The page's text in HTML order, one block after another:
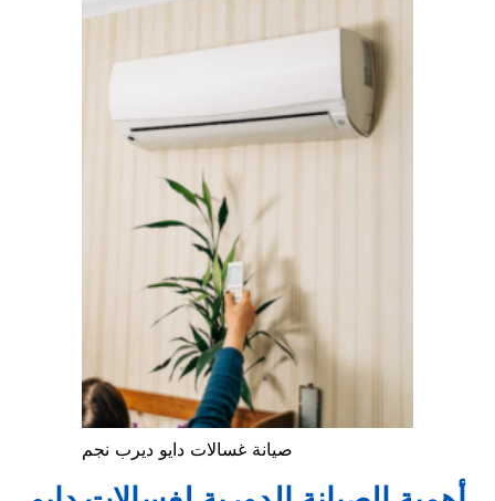
صيانة غسالات دايو ديرب نجم